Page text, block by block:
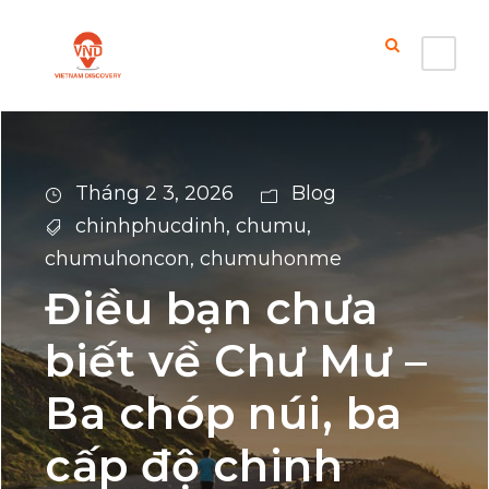
Tháng 2 3, 2026
Blog
chinhphucdinh, chumu,
chumuhoncon, chumuhonme
Điều bạn chưa
biết về Chư Mư –
Ba chóp núi, ba
cấp độ chinh